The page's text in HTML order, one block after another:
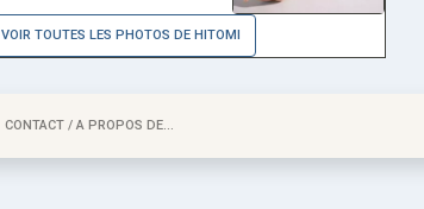
VOIR TOUTES LES PHOTOS DE HITOMI
CONTACT / A PROPOS DE...